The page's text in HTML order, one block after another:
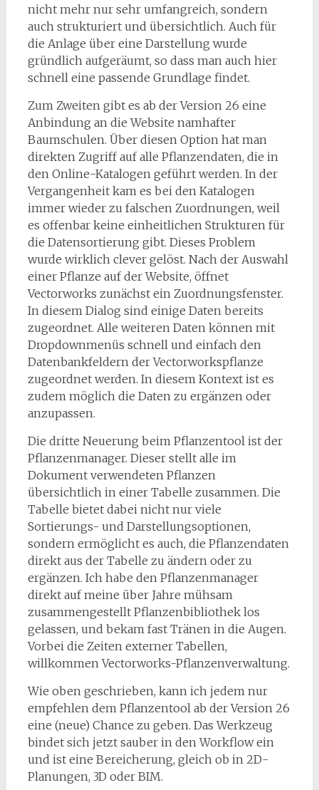
nicht mehr nur sehr umfangreich, sondern
auch strukturiert und übersichtlich. Auch für
die Anlage über eine Darstellung wurde
gründlich aufgeräumt, so dass man auch hier
schnell eine passende Grundlage findet.
Zum Zweiten gibt es ab der Version 26 eine
Anbindung an die Website namhafter
Baumschulen. Über diesen Option hat man
direkten Zugriff auf alle Pflanzendaten, die in
den Online-Katalogen geführt werden. In der
Vergangenheit kam es bei den Katalogen
immer wieder zu falschen Zuordnungen, weil
es offenbar keine einheitlichen Strukturen für
die Datensortierung gibt. Dieses Problem
wurde wirklich clever gelöst. Nach der Auswahl
einer Pflanze auf der Website, öffnet
Vectorworks zunächst ein Zuordnungsfenster.
In diesem Dialog sind einige Daten bereits
zugeordnet. Alle weiteren Daten können mit
Dropdownmenüs schnell und einfach den
Datenbankfeldern der Vectorworkspflanze
zugeordnet werden. In diesem Kontext ist es
zudem möglich die Daten zu ergänzen oder
anzupassen.
Die dritte Neuerung beim Pflanzentool ist der
Pflanzenmanager. Dieser stellt alle im
Dokument verwendeten Pflanzen
übersichtlich in einer Tabelle zusammen. Die
Tabelle bietet dabei nicht nur viele
Sortierungs- und Darstellungsoptionen,
sondern ermöglicht es auch, die Pflanzendaten
direkt aus der Tabelle zu ändern oder zu
ergänzen. Ich habe den Pflanzenmanager
direkt auf meine über Jahre mühsam
zusammengestellt Pflanzenbibliothek los
gelassen, und bekam fast Tränen in die Augen.
Vorbei die Zeiten externer Tabellen,
willkommen Vectorworks-Pflanzenverwaltung.
Wie oben geschrieben, kann ich jedem nur
empfehlen dem Pflanzentool ab der Version 26
eine (neue) Chance zu geben. Das Werkzeug
bindet sich jetzt sauber in den Workflow ein
und ist eine Bereicherung, gleich ob in 2D-
Planungen, 3D oder BIM.